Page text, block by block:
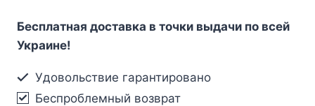
Бесплатная доставка в точки выдачи по всей
Украине!
Удовольствие гарантировано
Беспроблемный возврат